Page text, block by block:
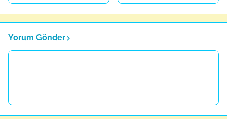
Yorum Gönder